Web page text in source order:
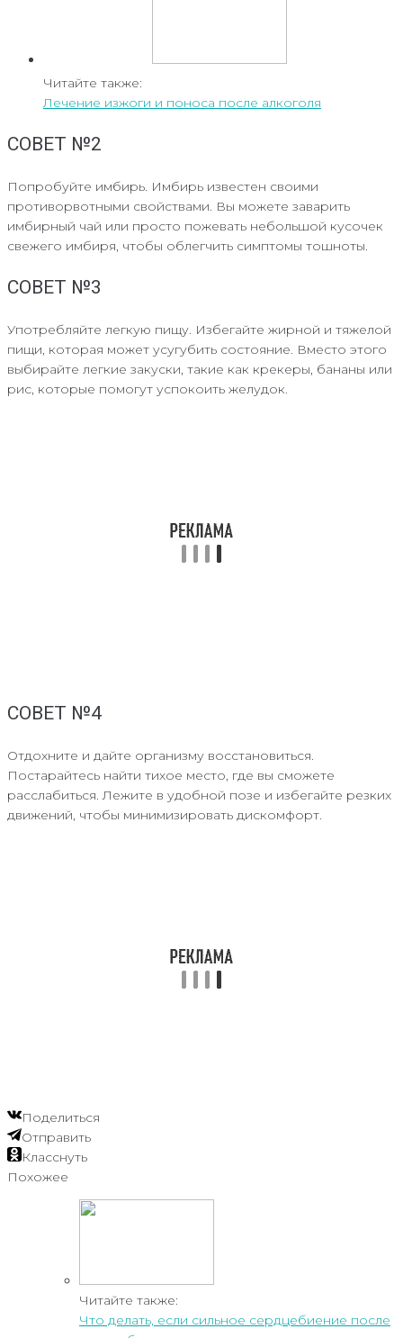
Читайте также:
Лечение изжоги и поноса после алкоголя
СОВЕТ №2
Попробуйте имбирь. Имбирь известен своими
противорвотными свойствами. Вы можете заварить
имбирный чай или просто пожевать небольшой кусочек
свежего имбиря, чтобы облегчить симптомы тошноты.
СОВЕТ №3
Употребляйте легкую пищу. Избегайте жирной и тяжелой
пищи, которая может усугубить состояние. Вместо этого
выбирайте легкие закуски, такие как крекеры, бананы или
рис, которые помогут успокоить желудок.
СОВЕТ №4
Отдохните и дайте организму восстановиться.
Постарайтесь найти тихое место, где вы сможете
расслабиться. Лежите в удобной позе и избегайте резких
движений, чтобы минимизировать дискомфорт.
Поделиться
Отправить
Класснуть
Похожее
Читайте также:
Что делать, если сильное сердцебиение после